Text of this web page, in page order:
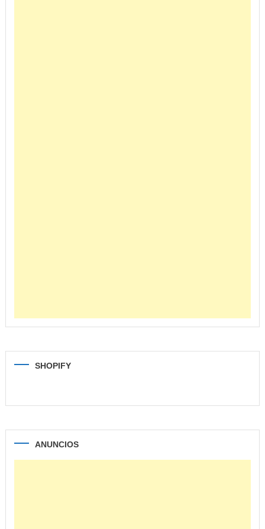
SHOPIFY
ANUNCIOS